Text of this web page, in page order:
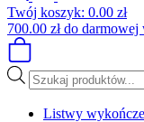
Twój koszyk: 0.00 zł
700.00 złdo darmowej
Wyszukiwarka
produktów
Listwy